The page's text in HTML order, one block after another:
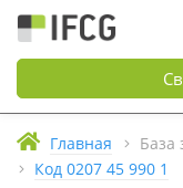
Главная База
Код 0207 45 990 1